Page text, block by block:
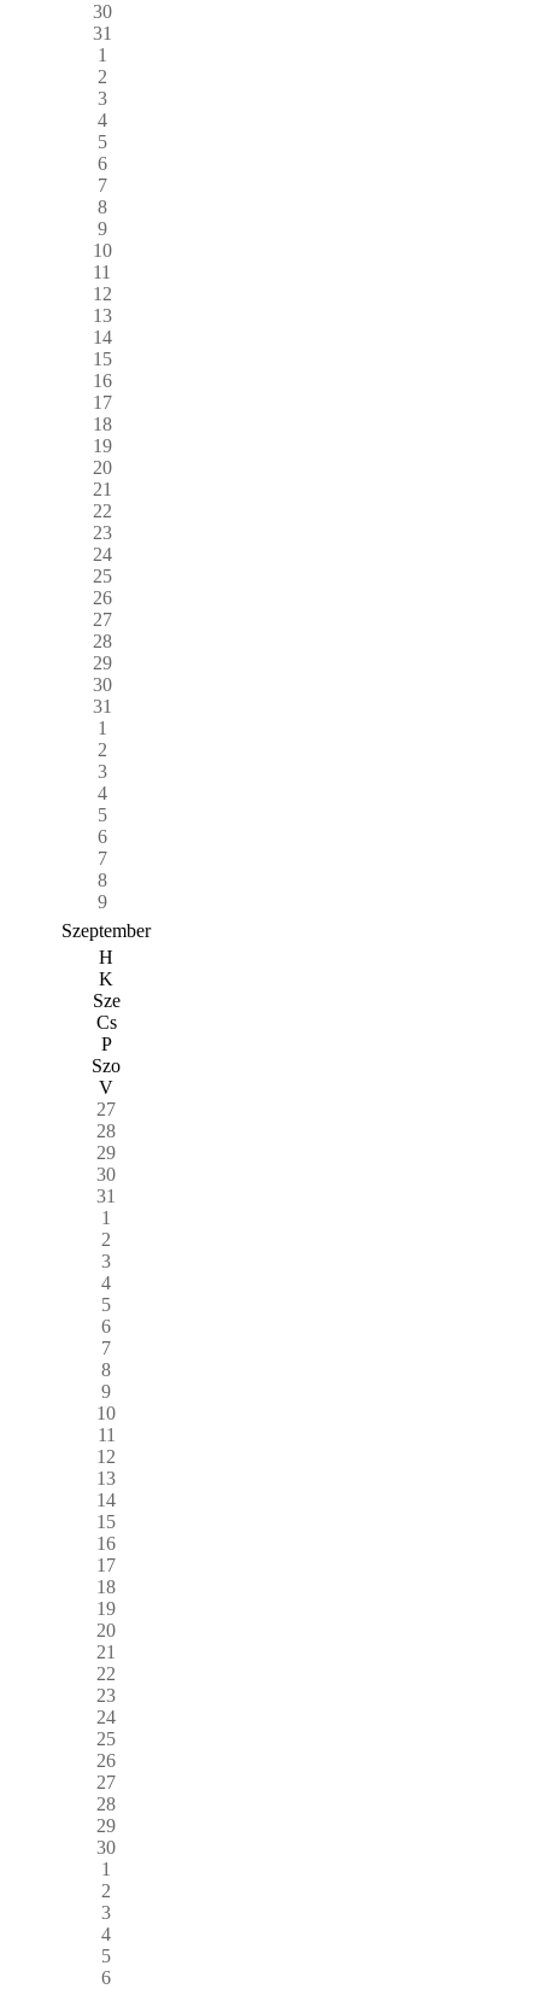
30
31
1
2
3
4
5
6
7
8
9
10
11
12
13
14
15
16
17
18
19
20
21
22
23
24
25
26
27
28
29
30
31
1
2
3
4
5
6
7
8
9
Szeptember
H
K
Sze
Cs
P
Szo
V
27
28
29
30
31
1
2
3
4
5
6
7
8
9
10
11
12
13
14
15
16
17
18
19
20
21
22
23
24
25
26
27
28
29
30
1
2
3
4
5
6